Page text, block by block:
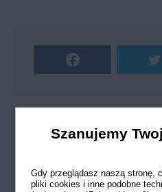
Zobacz
Szanujemy
Gdy przeglądasz naszą stronę,
pliki cookies i inne podobne